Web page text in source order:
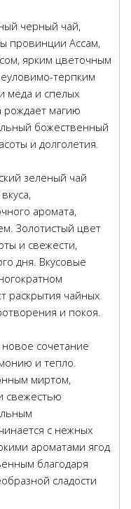
черный чай,
провинции Ассам,
ярким цветочным
терпким
мёда и спелых
рождает магию
божественный
и долголетия.
зеленый чай
аромата,
Золотистый цвет
и свежести,
дня. Вкусовые
раскрытия чайных
и покоя.
сочетание
и тепло.
миртом,
свежестью
с нежных
ароматами ягод
благодаря
сладости